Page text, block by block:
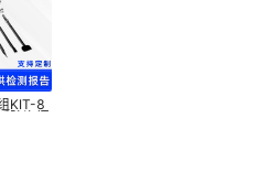
KIT-8
防盗门